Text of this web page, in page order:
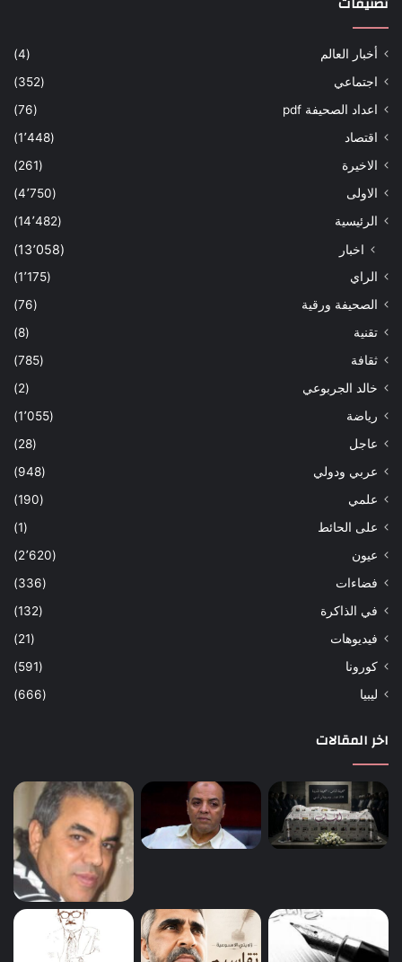
أخبار العالم
(4)
اجتماعي
(352)
اعداد الصحيفة pdf
(76)
اقتصاد
(1٬448)
الاخيرة
(261)
الاولى
(4٬750)
الرئيسية
(14٬482)
اخبار (13٬058)
الراي
(1٬175)
الصحيفة ورقية
(76)
تقنية
(8)
ثقافة
(785)
خالد الجربوعي
(2)
رياضة
(1٬055)
عاجل
(28)
عربي ودولي
(948)
علمي
(190)
على الحائط
(1)
عيون
(2٬620)
فضاءات
(336)
في الذاكرة
(132)
فيديوهات
(21)
كورونا
(591)
ليبيا
(666)
اخر المقالات